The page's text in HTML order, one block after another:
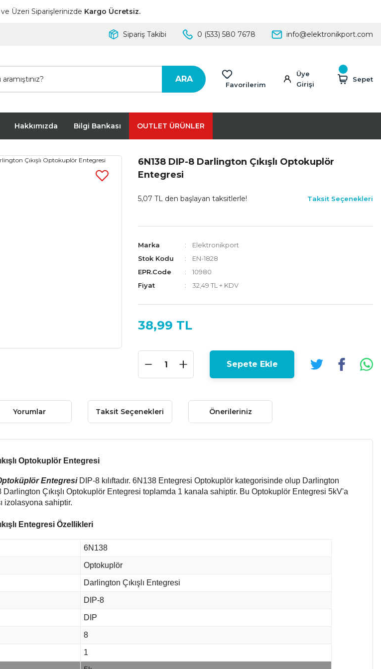
Üzeri Siparişlerinizde Kargo Ücretsiz.
Sipariş Takibi 0 (533) 580 7678 info@elektronikport.com
ARA
Favorilerim
Üye
Girişi
Sepet
Hakkımızda Bilgi Bankası OUTLET ÜRÜNLER
6N138 DIP-8 Darlington Çıkışlı Optokuplör
Entegresi
5,07 TL den başlayan taksitlerle! Taksit Seçenekleri
Marka
Elektronikport
Stok Kodu
EN-1828
EPR.Code
10980
Fiyat
32,49 TL + KDV
38,99 TL
Sepete Ekle
Yorumlar Taksit Seçenekleri Önerileriniz
Optokuplör Entegresi
EntegresiDIP-8 kılıftadır. 6N138 Entegresi Optokuplör kategorisinde olup Darlington
Darlington Çıkışlı Optokuplör Entegresi toplamda 1 kanala sahiptir. Bu Optokuplör Entegresi 5kV'a
izolasyona sahiptir.
Entegresi Özellikleri
6N138
Optokuplör
Darlington Çıkışlı Entegresi
DIP-8
DIP
8
1